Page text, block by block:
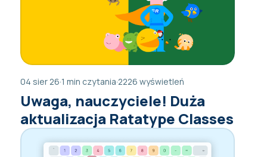
04 sier 26·1 min czytania·2226 wyświetleń
Uwaga, nauczyciele! Duża
aktualizacja Ratatype Classes